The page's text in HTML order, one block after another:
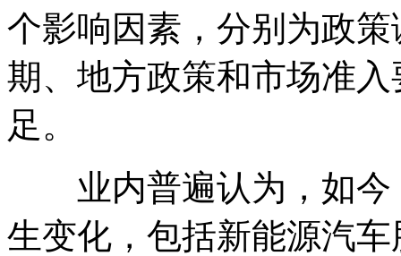
个影响因素，分别为政
期、地方政策和市场准
足。
业内普遍认为，如今
生变化，包括新能源汽